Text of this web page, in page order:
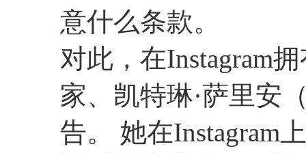
意什么条款。
对此，在Instagram
家、凯特琳·萨里安
告。 她在Instagram